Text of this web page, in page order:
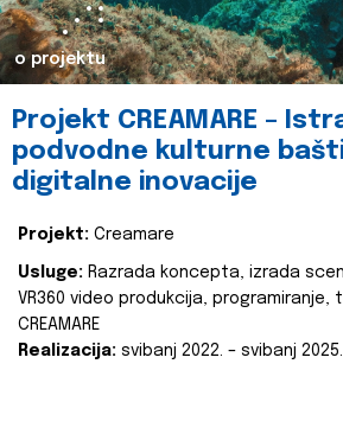
o projektu
Projekt CREAMARE –
podvodne kulturne
digitalne inovacije
Projekt: Creamare
Usluge: Razrada koncepta, izrada
VR360 video produkcija, programiranje,
CREAMARE
Realizacija: svibanj 2022. – svibanj 2025.